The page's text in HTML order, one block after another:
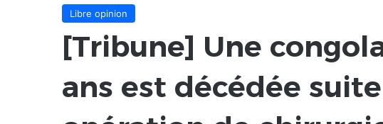
Libre opinion
[Tribune] Une
ans est décédée